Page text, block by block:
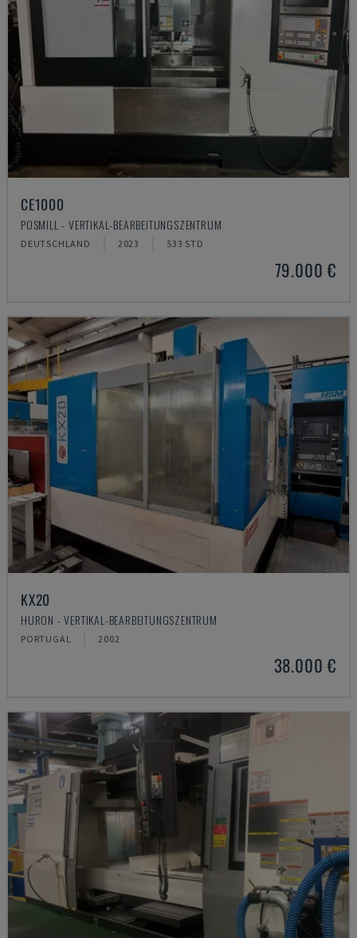
CE1000
POSMILL - VERTIKAL-BEARBEITUNGSZENTRUM
DEUTSCHLAND 2023 533 STD
79.000 €
KX20
HURON - VERTIKAL-BEARBEITUNGSZENTRUM
PORTUGAL 2002
38.000 €